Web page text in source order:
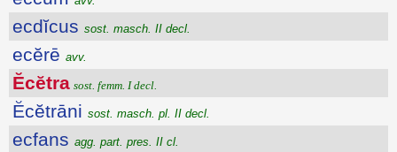
ecdĭcus sost. masch. II decl.
ecĕrē avv.
Ĕcĕtra sost. femm. I decl.
Ĕcĕtrāni sost. masch. pl. II decl.
ecfans agg. part. pres. II cl.